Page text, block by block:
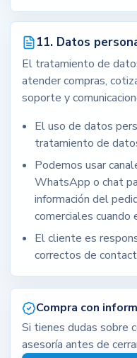
11. Datos
El tratamiento de
atender compras,
soporte y
El uso de datos
tratamiento de
Podemos usar
WhatsApp o chat
información del
comerciales cuando
El cliente es
correctos de
Compra con
Si tienes dudas sobre
asesoría antes de